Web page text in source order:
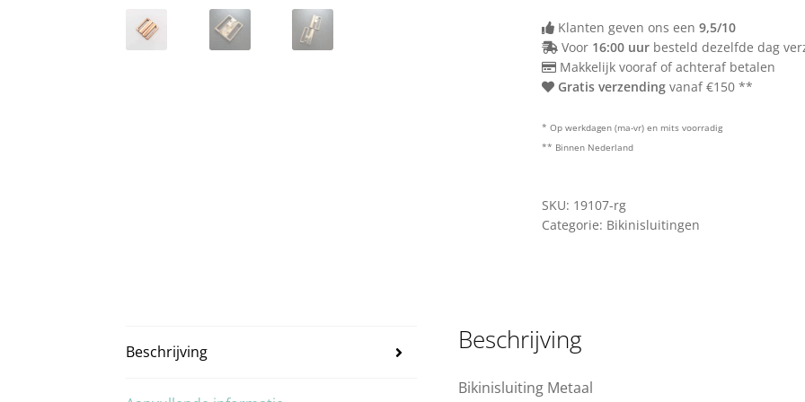
Klanten geven ons een 9,5/10
Voor 16:00 uurbesteld dezelfde dag
Makkelijk vooraf of achteraf betalen
Gratis verzendingvanaf €150 **
* Op werkdagen (ma-vr) en mits voorradig
** Binnen Nederland
SKU: 19107-rg
Categorie: Bikinisluitingen
Beschrijving Beschrijving
Bikinisluiting Metaal